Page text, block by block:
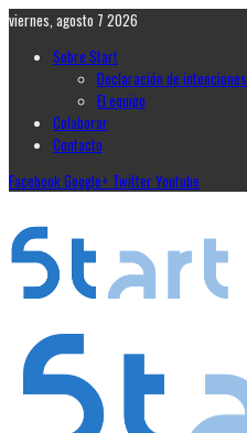
viernes, agosto 7 2026
Sobre Start
Declaración de intenciones
El equipo
Colaborar
Contacto
FacebookGoogle+ TwitterYoutube